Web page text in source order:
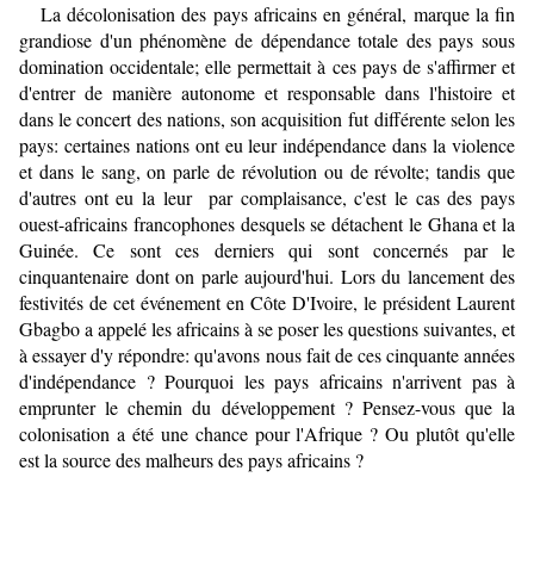
La décolonisation des pays africains en général, marque la fin
grandiose d'un phénomène de dépendance totale des pays sous
domination occidentale; elle permettait à ces pays de s'affirmer et
d'entrer de manière autonome et responsable dans l'histoire et
dans le concert des nations, son acquisition fut différente selon les
pays: certaines nations ont eu leur indépendance dans la violence
et dans le sang, on parle de révolution ou de révolte; tandis que
d'autres ont eu la leur par complaisance, c'est le cas des pays
ouest-africains francophones desquels se détachent le Ghana et la
Guinée. Ce sont ces derniers qui sont concernés par le
cinquantenaire dont on parle aujourd'hui. Lors du lancement des
festivités de cet événement en Côte D'Ivoire, le président Laurent
Gbagbo a appelé les africains à se poser les questions suivantes, et
à essayer d'y répondre: qu'avons nous fait de ces cinquante années
d'indépendance ? Pourquoi les pays africains n'arrivent pas à
emprunter le chemin du développement ? Pensez-vous que la
colonisation a été une chance pour l'Afrique ? Ou plutôt qu'elle
est la source des malheurs des pays africains ?